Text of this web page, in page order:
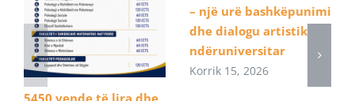
5450 vende të lira dhe
– një urë bashkëpunimi
dhe dialogu artistik
ndëruniversitar
Korrik 15, 2026